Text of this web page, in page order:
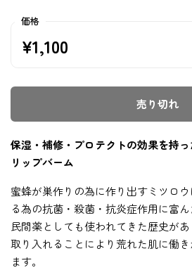
価格
¥1,100
売り切れ
保湿・補修・プロテクトの効果を持
リップバーム
蜜蜂が巣作りの為に作り出すミツロ
る為の抗菌・殺菌・抗炎症作用に富
民間薬としても使われてきた歴史が
取り入れることにより荒れた肌に働
ます。